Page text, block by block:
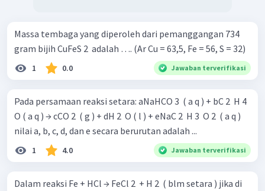
Massa tembaga yang diperoleh dari pemanggangan 734
gram bijih CuFeS 2 ​ adalah …. (Ar Cu = 63,5, Fe = 56, S = 32)
1 0.0 Jawaban terverifikasi
Pada persamaan reaksi setara: aNaHCO 3 ​ ( a q ) + bC 2 ​ H 4 ​
O ( a q ) → cCO 2 ​ ( g ) + dH 2 ​ O ( l ) + eNaC 2 ​ H 3 ​ O 2 ​ ( a q )
nilai a, b, c, d, dan e secara berurutan adalah ...
1 4.0 Jawaban terverifikasi
Dalam reaksi Fe + HCl → FeCl 2 ​ + H 2 ​ ( blm setara ) jika di